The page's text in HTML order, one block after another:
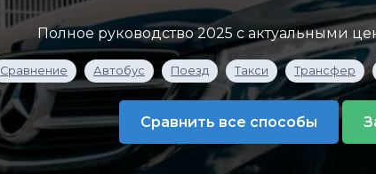
Полное руководство 2025 с актуальными
Сравнение Автобус Поезд Такси Трансфер
Сравнить все способы